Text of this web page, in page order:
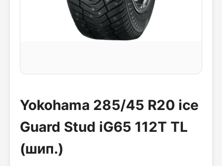
Yokohama 285/45 R20 ice
Guard Stud iG65 112T TL
(шип.)